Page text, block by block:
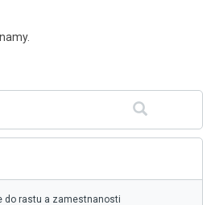
menu
Hľadať
do rastu a zamestnanosti